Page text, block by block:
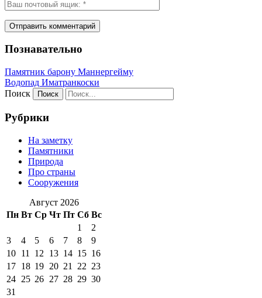
Познавательно
Памятник барону Маннергейму
Водопад Иматранкоски
Поиск
Рубрики
На заметку
Памятники
Природа
Про страны
Сооружения
Август 2026
Пн Вт Ср Чт Пт Сб Вс
1
2
3
4 5 6 7 8
9
10 11 12 13 14 15 16
17 18 19 20 21 22 23
24 25 26 27 28 29 30
31